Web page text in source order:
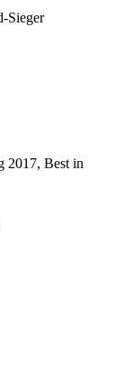
Sieger
2017, Best in